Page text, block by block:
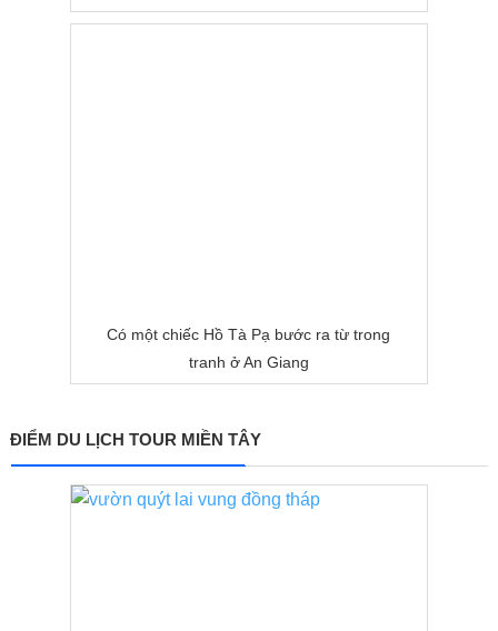
Có một chiếc Hồ Tà Pạ bước ra từ trong
tranh ở An Giang
ĐIỂM DU LỊCH TOUR MIỀN TÂY